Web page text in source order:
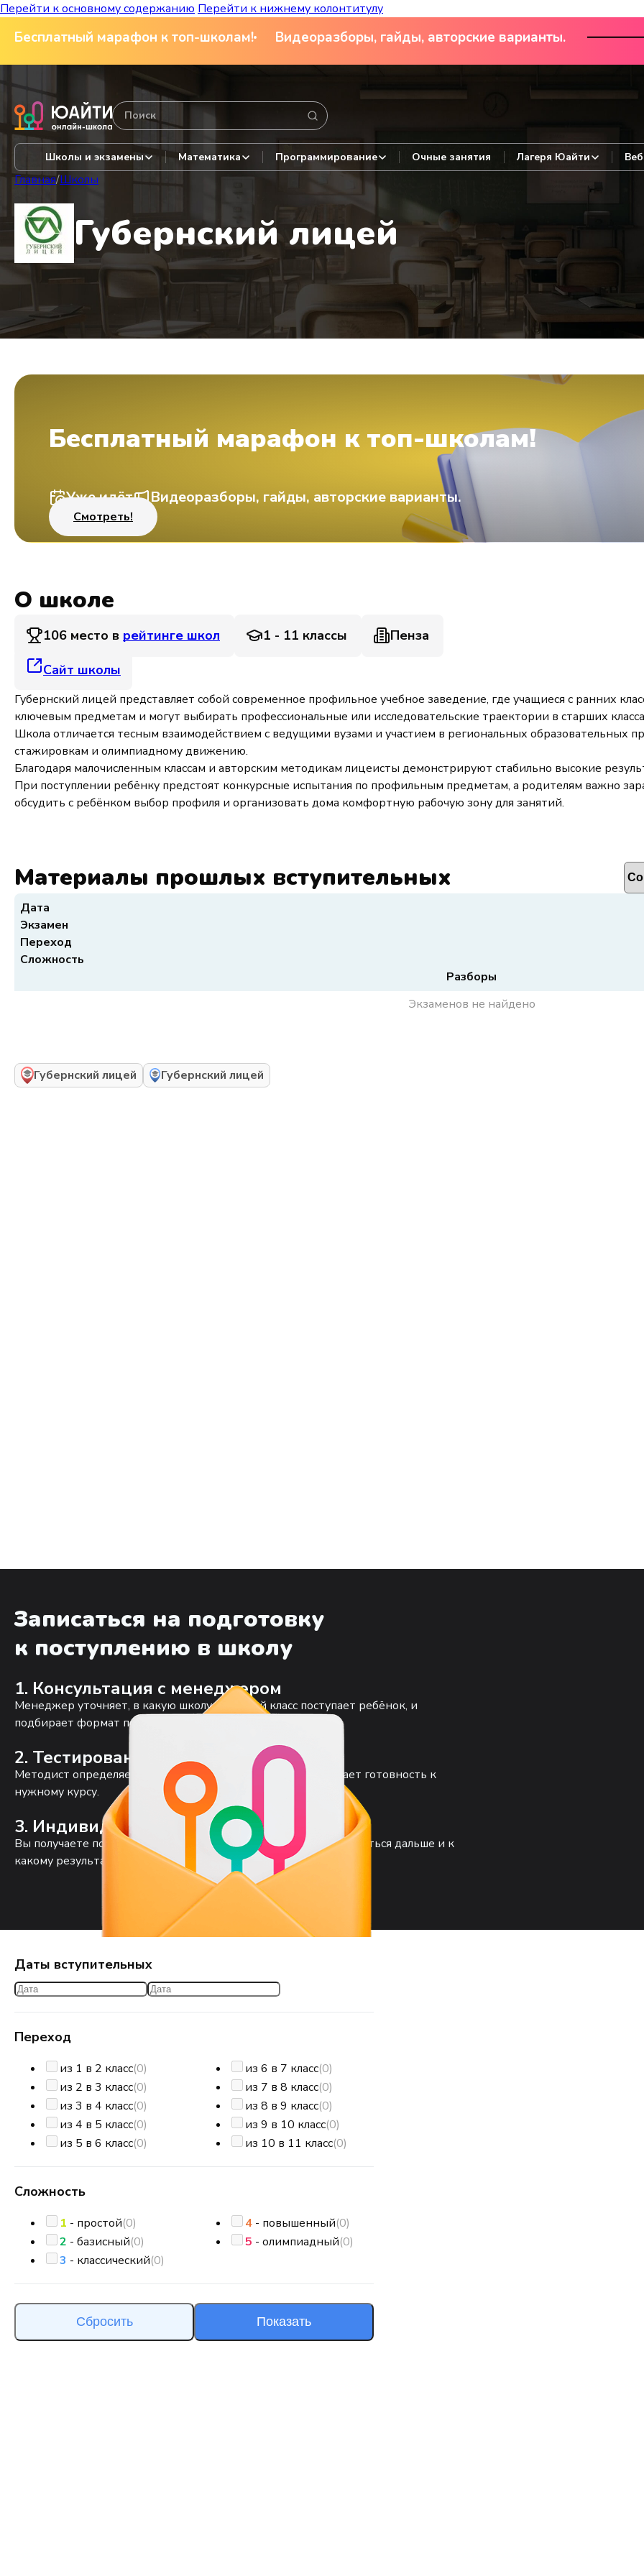
Перейти к основному содержанию Перейти к нижнему колонтитулу
Бесплатный марафон к топ-школам! Видеоразборы, гайды, авторские варианты.
Школы и экзамены Математика Программирование Очные занятия Лагеря Юайти
Главная/Школы
Губернский лицей
Бесплатный марафон к топ-школам!
Уже идёт Видеоразборы, гайды, авторские варианты.
Смотреть!
О школе
106 место в рейтинге школ 1 - 11 классы
Пенза
Сайт школы
Губернский лицей представляет собой современное профильное учебное заведение, где учащиеся с ранних
ключевым предметам и могут выбирать профессиональные или исследовательские траектории в старших
Школа отличается тесным взаимодействием с ведущими вузами и участием в региональных образовательных
стажировкам и олимпиадному движению.
Благодаря малочисленным классам и авторским методикам лицеисты демонстрируют стабильно высокие
При поступлении ребёнку предстоят конкурсные испытания по профильным предметам, а родителям важно
обсудить с ребёнком выбор профиля и организовать дома комфортную рабочую зону для занятий.
Материалы прошлых вступительных
Дата
Экзамен
Переход
Сложность
Разборы
Экзаменов не найдено
Губернский лицей Губернский лицей
Записаться на подготовку
к поступлению в школу
1. Консультация с менеджером
Менеджер уточняет, в какую школу и в какой класс поступает ребёнок, и
подбирает формат подготовки.
2. Тестирование с методистом
Методист определяет уровень, находит пробелы и оценивает готовность к
нужному курсу.
3. Индивидуальный учебный план
Вы получаете понятные рекомендации: с чего начать, как двигаться дальше и к
какому результату придём.
Даты вступительных
Переход
из 1 в 2 класс(0)
из 2 в 3 класс(0)
из 3 в 4 класс(0)
из 4 в 5 класс(0)
из 5 в 6 класс(0)
из 6 в 7 класс(0)
из 7 в 8 класс(0)
из 8 в 9 класс(0)
из 9 в 10 класс(0)
из 10 в 11 класс(0)
Сложность
1 - простой(0)
2 - базисный(0)
3 - классический(0)
4 - повышенный(0)
5 - олимпиадный(0)
Сбросить Показать